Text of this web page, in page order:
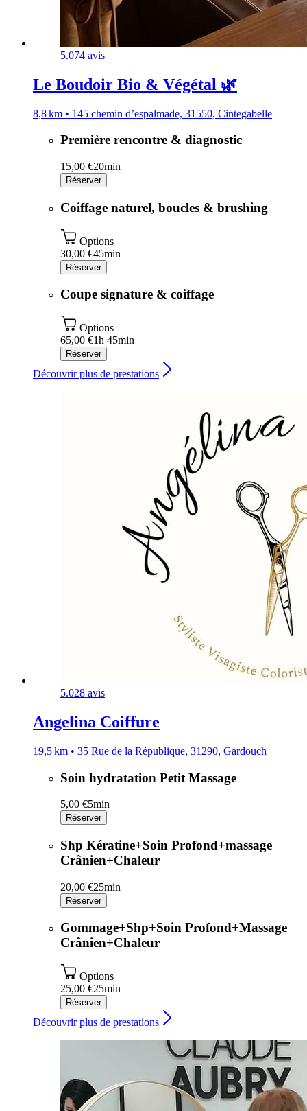
5.074 avis
Le Boudoir Bio & Végétal 🌿
8,8 km • 145 chemin d’espalmade, 31550, Cintegabelle
Première rencontre & diagnostic
15,00 €20min
Réserver
Coiffage naturel, boucles & brushing
Options
30,00 €45min
Réserver
Coupe signature & coiffage
Options
65,00 €1h 45min
Réserver
Découvrir plus de prestations
5.028 avis
Angelina Coiffure
19,5 km • 35 Rue de la République, 31290, Gardouch
Soin hydratation Petit Massage
5,00 €5min
Réserver
Shp Kératine+Soin Profond+massage
Crânien+Chaleur
20,00 €25min
Réserver
Gommage+Shp+Soin Profond+Massage
Crânien+Chaleur
Options
25,00 €25min
Réserver
Découvrir plus de prestations